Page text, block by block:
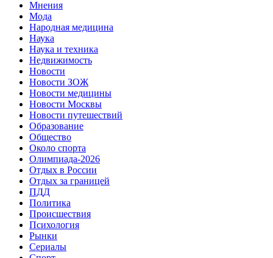
Мнения
Мода
Народная медицина
Наука
Наука и техника
Недвижимость
Новости
Новости ЗОЖ
Новости медицины
Новости Москвы
Новости путешествий
Образование
Общество
Около спорта
Олимпиада-2026
Отдых в России
Отдых за границей
ПДД
Политика
Происшествия
Психология
Рынки
Сериалы